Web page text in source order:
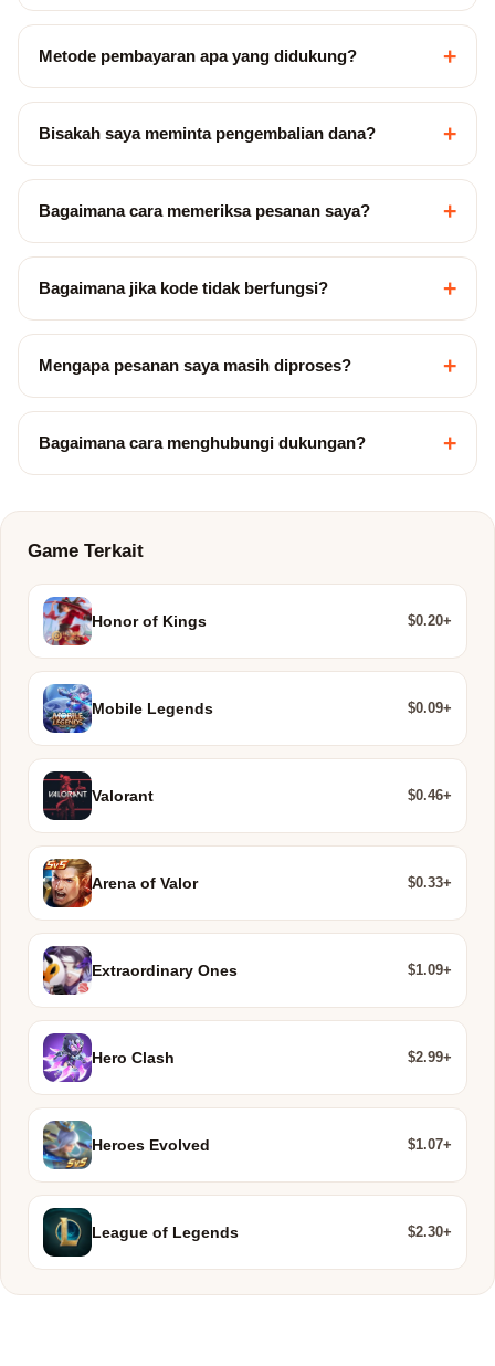
Metode pembayaran apa yang didukung? +
Bisakah saya meminta pengembalian dana? +
Bagaimana cara memeriksa pesanan saya? +
Bagaimana jika kode tidak berfungsi? +
Mengapa pesanan saya masih diproses? +
Bagaimana cara menghubungi dukungan? +
Game Terkait
Honor of Kings $0.20+
Mobile Legends $0.09+
Valorant $0.46+
Arena of Valor $0.33+
Extraordinary Ones $1.09+
Hero Clash $2.99+
Heroes Evolved $1.07+
League of Legends $2.30+